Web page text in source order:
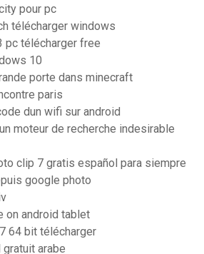
pour pc
télécharger windows
pc télécharger free
10
porte dans minecraft
paris
dun wifi sur android
moteur de recherche indesirable
clip 7 gratis español para siempre
google photo
on android tablet
64 bit télécharger
arabe